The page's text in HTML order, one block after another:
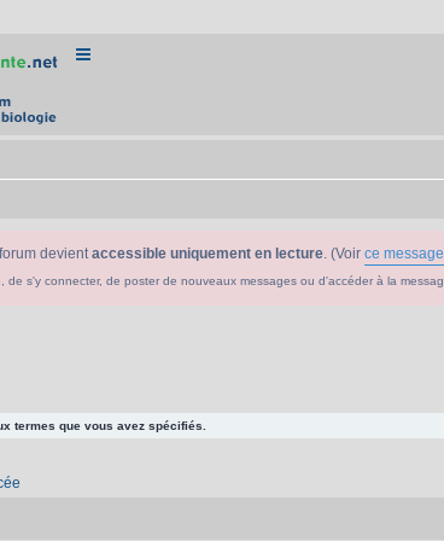
devientaccessible uniquement en lecture. (Voir ce message
de s'y connecter, de poster de nouveaux messages ou d'accéder à la
termes que vous avez spécifiés.